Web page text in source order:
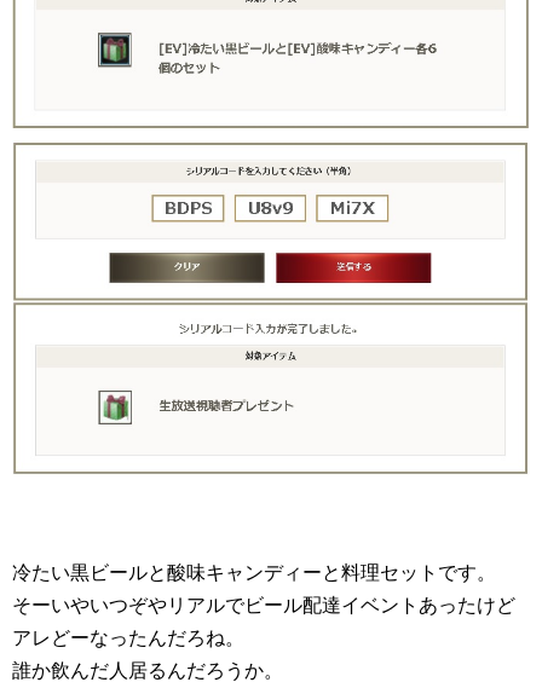
冷たい黒ビールと酸味キャンディーと料理セットです。
そーいやいつぞやリアルでビール配達イベントあったけど
アレどーなったんだろね。
誰か飲んだ人居るんだろうか。